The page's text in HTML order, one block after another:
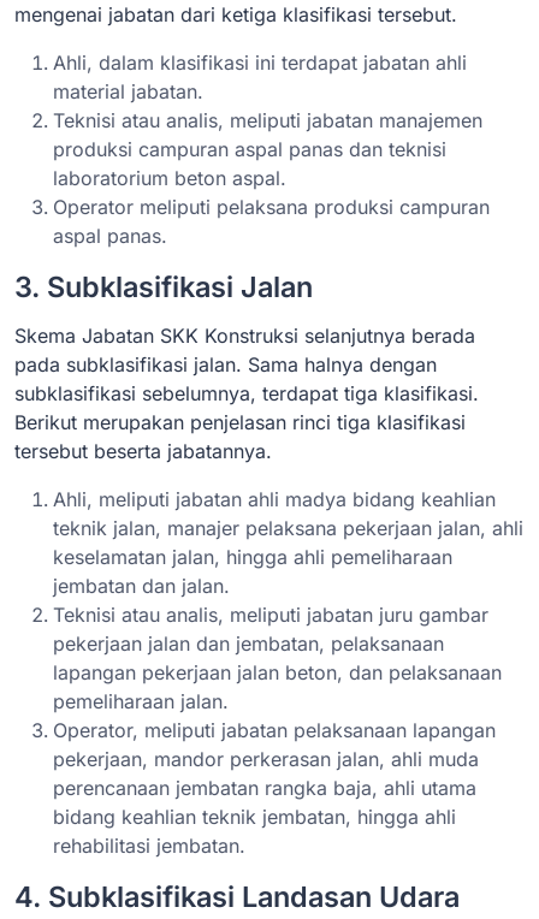
mengenai jabatan dari ketiga klasifikasi tersebut.
Ahli, dalam klasifikasi ini terdapat jabatan ahli
material jabatan.
Teknisi atau analis, meliputi jabatan manajemen
produksi campuran aspal panas dan teknisi
laboratorium beton aspal.
Operator meliputi pelaksana produksi campuran
aspal panas.
3. Subklasifikasi Jalan
Skema Jabatan SKK Konstruksi selanjutnya berada
pada subklasifikasi jalan. Sama halnya dengan
subklasifikasi sebelumnya, terdapat tiga klasifikasi.
Berikut merupakan penjelasan rinci tiga klasifikasi
tersebut beserta jabatannya.
Ahli, meliputi jabatan ahli madya bidang keahlian
teknik jalan, manajer pelaksana pekerjaan jalan, ahli
keselamatan jalan, hingga ahli pemeliharaan
jembatan dan jalan.
Teknisi atau analis, meliputi jabatan juru gambar
pekerjaan jalan dan jembatan, pelaksanaan
lapangan pekerjaan jalan beton, dan pelaksanaan
pemeliharaan jalan.
Operator, meliputi jabatan pelaksanaan lapangan
pekerjaan, mandor perkerasan jalan, ahli muda
perencanaan jembatan rangka baja, ahli utama
bidang keahlian teknik jembatan, hingga ahli
rehabilitasi jembatan.
4. Subklasifikasi Landasan Udara